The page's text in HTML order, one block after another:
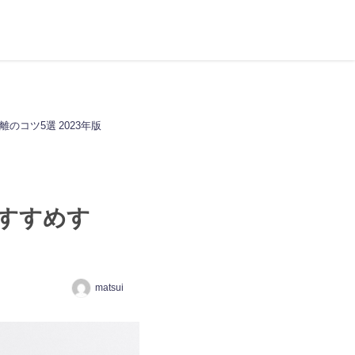
のコツ5選 2023年版
すめす
matsui